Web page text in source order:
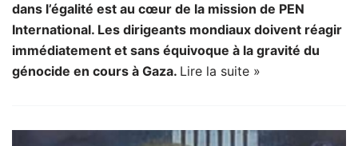
dans l’égalité est au cœur de la mission de PEN
International. Les dirigeants mondiaux doivent réagir
immédiatement et sans équivoque à la gravité du
génocide en cours à Gaza. Lire la suite »